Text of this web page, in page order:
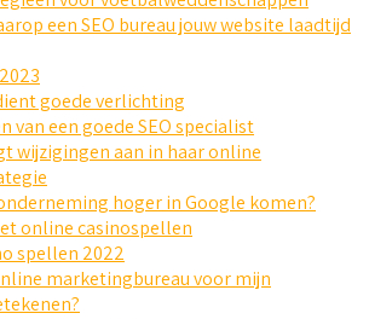
een SEO bureau jouw website laadtijd
goede verlichting
van een goede SEO specialist
wijzigingen aan in haar online
hoger in Google komen?
online casinospellen
spellen 2022
marketingbureau voor mijn